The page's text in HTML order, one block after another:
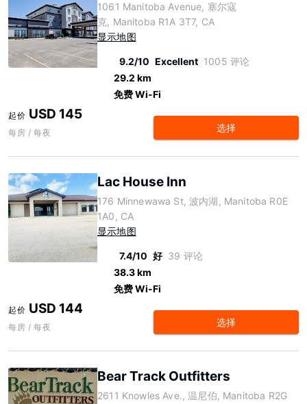
1061 Manitoba Avenue, 塞尔寇
克, Manitoba R1A 3T7, CA
显示地图
9.2/10 Excellent 1005 评论
29.2 km
免费 Wi-Fi
起价 USD 145
每房 / 每夜 选择
Lac House Inn
176 Minnewawa St, 波内湖, Manitoba R0E
1A0, CA
显示地图
7.4/10 好 39 评论
38.3 km
免费 Wi-Fi
起价 USD 144
每房 / 每夜 选择
Bear Track Outfitters
2611 Knowles Ave., 温尼伯, Manitoba R2G